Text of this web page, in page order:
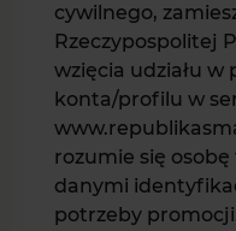
cywilnego,
Rzeczypospolitej
wzięcia udziału w
konta/profilu w
rozumie się
danymi
potrzeby